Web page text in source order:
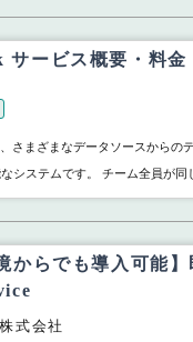
サービス概要・料金
、さまざまなデータソースからの
システムです。 チーム全員が同
からでも導入可能
式会社